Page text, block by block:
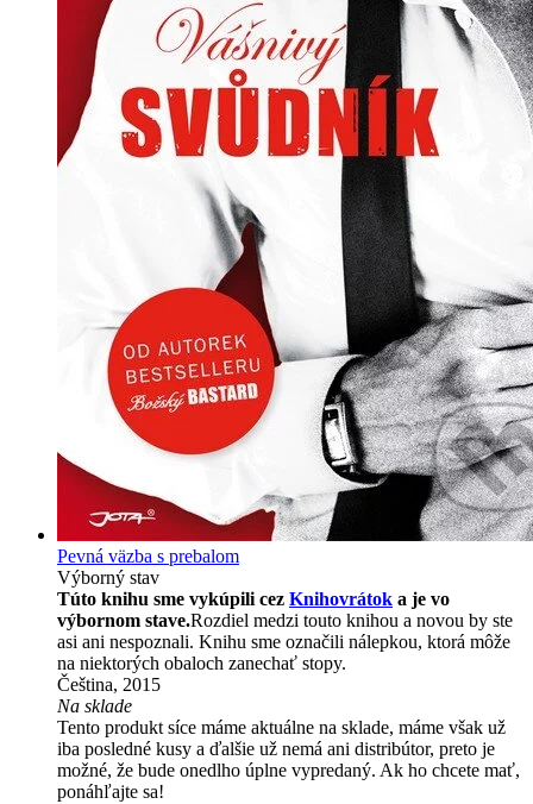
Pevná väzba s prebalom
Výborný stav
Túto knihu sme vykúpili cez Knihovrátok a je vo
výbornom stave.Rozdiel medzi touto knihou a novou by ste
asi ani nespoznali. Knihu sme označili nálepkou, ktorá môže
na niektorých obaloch zanechať stopy.
Čeština, 2015
Na sklade
Tento produkt síce máme aktuálne na sklade, máme však už
iba posledné kusy a ďalšie už nemá ani distribútor, preto je
možné, že bude onedlho úplne vypredaný. Ak ho chcete mať,
ponáhľajte sa!